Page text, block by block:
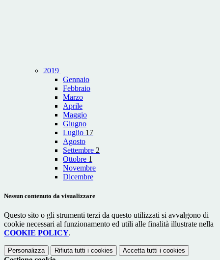
2019
Gennaio
Febbraio
Marzo
Aprile
Maggio
Giugno
Luglio 17
Agosto
Settembre 2
Ottobre 1
Novembre
Dicembre
Nessun contenuto da visualizzare
Questo sito o gli strumenti terzi da questo utilizzati si avvalgono di
cookie necessari al funzionamento ed utili alle finalità illustrate nella
COOKIE POLICY.
Personalizza Rifiuta tutti i cookies Accetta tutti i cookies